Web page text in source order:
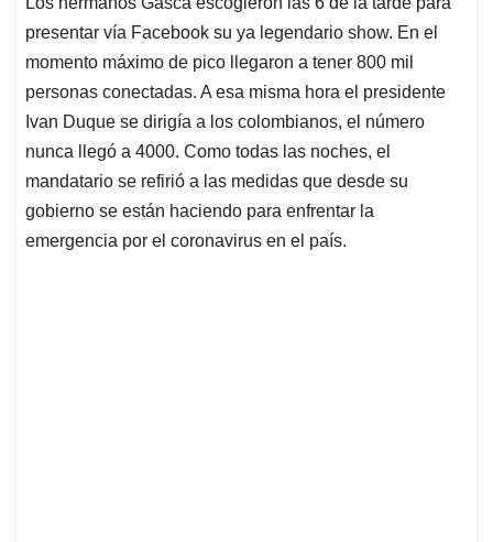
s
A
p
p
b
o
o
k
e
d
I
n
l
a
d
s
presentar vía Facebook su ya legendario show. En el
momento máximo de pico llegaron a tener 800 mil
personas conectadas. A esa misma hora el presidente
Ivan Duque se dirigía a los colombianos, el número
nunca llegó a 4000. Como todas las noches, el
mandatario se refirió a las medidas que desde su
gobierno se están haciendo para enfrentar la
emergencia por el coronavirus en el país.